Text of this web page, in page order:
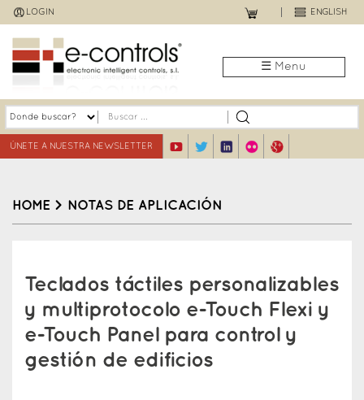
Jump
to
navigation
LOGIN ENGLISH
☰ Menu
ÚNETE A NUESTRA NEWSLETTER
HOME > NOTAS DE APLICACIÓN
topTeclados táctiles personalizables
y multiprotocolo e-Touch Flexi y
e-Touch Panel para control y
gestión de edificios